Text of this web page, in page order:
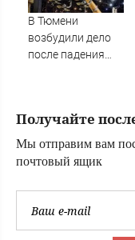
В Тюмени
возбудили дело
после падения
Получайте
Мы отправим вам
почтовый ящик